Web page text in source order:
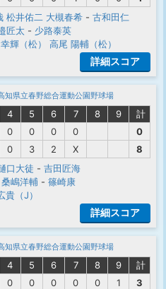
松井佑二 大槻春希 - 古和田仁
匠太 - 少路泰英
輝（松） 高尾 陽輔（松）
詳細スコア
知県立春野総合運動公園野球場
4 5 6 7 8 9
計
0 0 0 0
0
0 3 2 X
8
口大徒 - 吉田匠海
桑嶋洋輔 - 篠崎康
貴（J）
詳細スコア
知県立春野総合運動公園野球場
4 5 6 7 8 9
計
0 0 0 0 0 1
3